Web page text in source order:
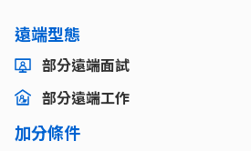
遠端型態
部分遠端面試
部分遠端工作
加分條件